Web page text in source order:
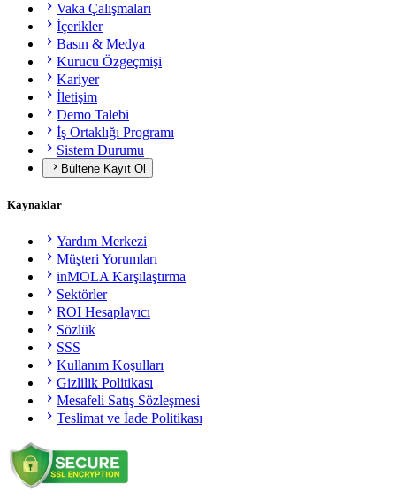
Vaka Çalışmaları
İçerikler
Basın & Medya
Kurucu Özgeçmişi
Kariyer
İletişim
Demo Talebi
İş Ortaklığı Programı
Sistem Durumu
Bültene Kayıt Ol
Kaynaklar
Yardım Merkezi
Müşteri Yorumları
inMOLA Karşılaştırma
Sektörler
ROI Hesaplayıcı
Sözlük
SSS
Kullanım Koşulları
Gizlilik Politikası
Mesafeli Satış Sözleşmesi
Teslimat ve İade Politikası